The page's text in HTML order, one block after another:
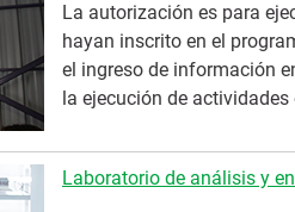
La autorización es para
hayan inscrito en el
el ingreso de información
la ejecución de
Laboratorio de análisis y